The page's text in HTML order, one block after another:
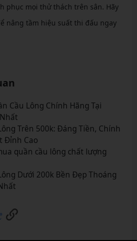
phục mọi thử thách trên sân. Hãy
nâng tầm hiệu suất thi đấu ngay
Cầu Lông Chính Hãng Tại
Trên 500k: Đáng Tiền, Chính
Đỉnh Cao
quần cầu lông chất lượng
Dưới 200k Bền Đẹp Thoáng